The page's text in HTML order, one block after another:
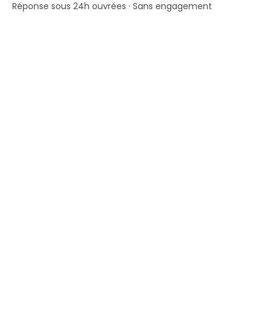
Réponse sous 24h ouvrées · Sans engagement